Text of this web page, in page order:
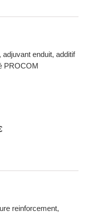
adjuvant enduit, additif
PROCOM
reinforcement,